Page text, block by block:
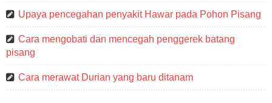
Upaya pencegahan penyakit Hawar pada Pohon Pisang
Cara mengobati dan mencegah penggerek batang
pisang
Cara merawat Durian yang baru ditanam